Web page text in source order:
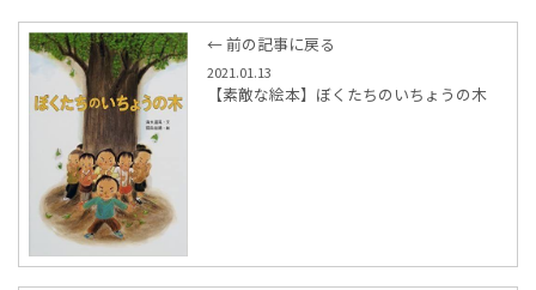
← 前の記事に戻る
2021.01.13
【素敵な絵本】ぼくたちのいちょうの木